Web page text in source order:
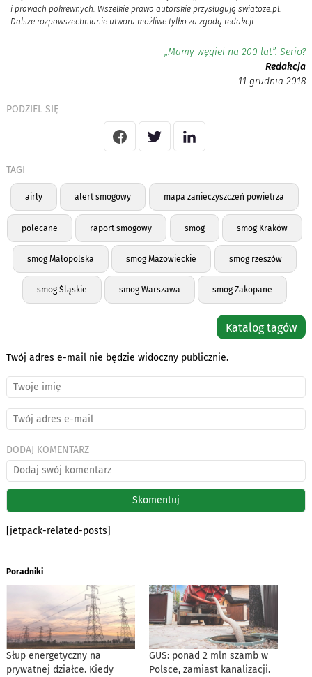
i prawach pokrewnych. Wszelkie prawa autorskie przysługują swiatoze.pl.
Dalsze rozpowszechnianie utworu możliwe tylko za zgodą redakcji.
„Mamy węgiel na 200 lat”. Serio?
Redakcja
11 grudnia 2018
PODZIEL SIĘ
TAGI
airly alert smogowy mapa zanieczyszczeń powietrza
polecane raport smogowy smog smog Kraków
smog Małopolska smog Mazowieckie smog rzeszów
smog Śląskie smog Warszawa smog Zakopane
Katalog tagów
Twój adres e-mail nie będzie widoczny publicznie.
DODAJ KOMENTARZ
[jetpack-related-posts]
Poradniki
Słup energetyczny na
prywatnej działce. Kiedy
GUS: ponad 2 mln szamb w
Polsce, zamiast kanalizacji.